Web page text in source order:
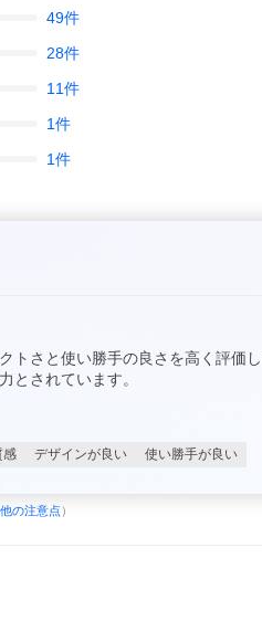
49件
28件
11件
1件
1件
トさと使い勝手の良さを高く評
とされています。
感 デザインが良い 使い勝手が良い
の注意点 ）